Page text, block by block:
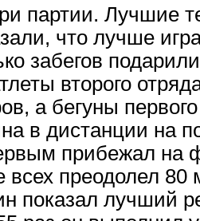
партии. Лучшие
что лучше
забегов
второго
а бегуны
в дистанции на
прибежал на
преодолел 80
показал лучший